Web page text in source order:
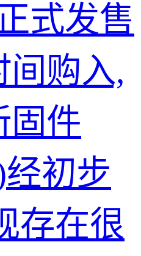
式发售
间购入,
固件
经初步
存在很